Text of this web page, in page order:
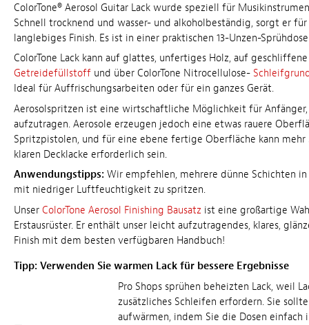
ColorTone® Aerosol Guitar Lack wurde speziell für
Schnell trocknend und wasser- und alkoholbeständig, sorgt er
langlebiges Finish. Es ist in einer praktischen 13-Unzen-
ColorTone Lack kann auf glattes, unfertiges Holz, auf geschliffene
Getreidefüllstoff und über ColorTone Nitrocellulose-
Ideal für Auffrischungsarbeiten oder für ein ganzes Gerät.
Aerosolspritzen ist eine wirtschaftliche Möglichkeit für Anfänger,
aufzutragen. Aerosole erzeugen jedoch eine etwas rauere
Spritzpistolen, und für eine ebene fertige Oberfläche kann mehr
klaren Decklacke erforderlich sein.
Anwendungstipps: Wir empfehlen, mehrere dünne Schichten
mit niedriger Luftfeuchtigkeit zu spritzen.
Unser ColorTone Aerosol Finishing Bausatz ist eine großartige
Erstausrüster. Er enthält unser leicht aufzutragendes, klares,
Finish mit dem besten verfügbaren Handbuch!
Tipp: Verwenden Sie warmen Lack für bessere Ergebnisse
Pro Shops sprühen beheizten Lack, weil
zusätzliches Schleifen erfordern. Sie
aufwärmen, indem Sie die Dosen einfach